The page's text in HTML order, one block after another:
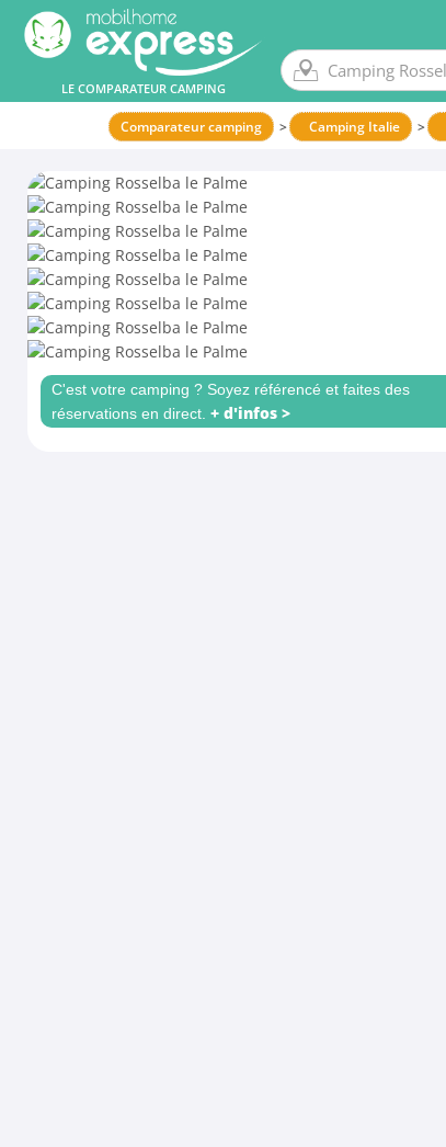
LE COMPARATEUR CAMPING
Comparateur camping Camping Italie
C'est votre camping ? Soyez référencé et faites des
réservations en direct. + d'infos >